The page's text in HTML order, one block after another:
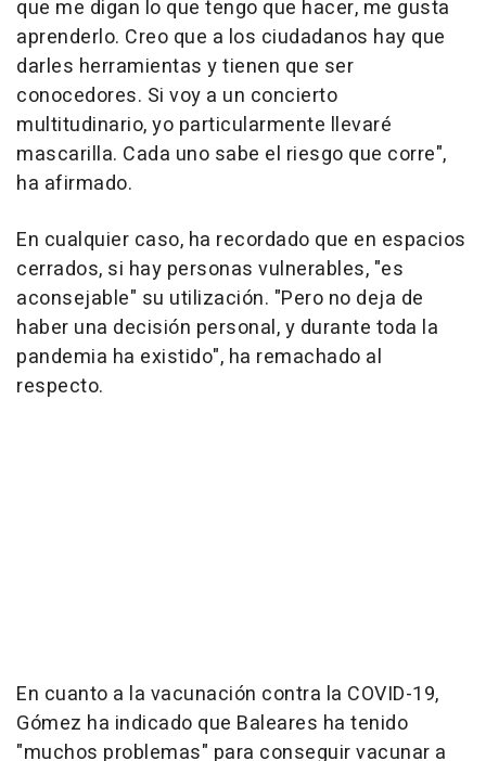
que me digan lo que tengo que hacer, me gusta
aprenderlo. Creo que a los ciudadanos hay que
darles herramientas y tienen que ser
conocedores. Si voy a un concierto
multitudinario, yo particularmente llevaré
mascarilla. Cada uno sabe el riesgo que corre",
ha afirmado.
En cualquier caso, ha recordado que en espacios
cerrados, si hay personas vulnerables, "es
aconsejable" su utilización. "Pero no deja de
haber una decisión personal, y durante toda la
pandemia ha existido", ha remachado al
respecto.
En cuanto a la vacunación contra la COVID-19,
Gómez ha indicado que Baleares ha tenido
"muchos problemas" para conseguir vacunar a